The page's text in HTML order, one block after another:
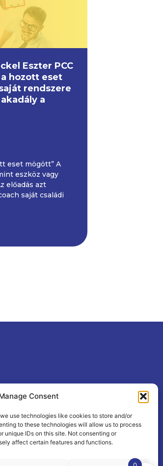
Consent
use technologies like cookies to store and/or
to these technologies will allow us to process
unique IDs on this site. Not consenting or
affect certain features and functions.
Eszter PCC
hozott eset
rendszere
a
eset mögött” A
eszköz vagy
előadás azt
saját családi